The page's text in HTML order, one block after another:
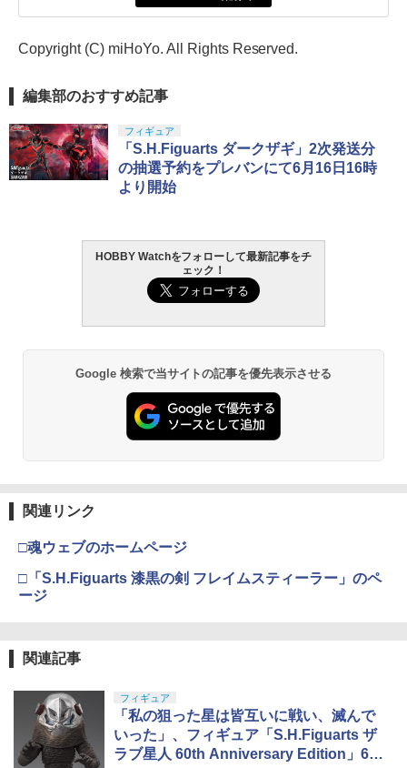
Copyright (C) miHoYo. All Rights Reserved.
編集部のおすすめ記事
フィギュア
「S.H.Figuarts ダークザギ」2次発送分
の抽選予約をプレバンにて6月16日16時
より開始
HOBBY Watchをフォローして最新記事をチ
ェック！
Google 検索で当サイトの記事を優先表示させる
関連リンク
□魂ウェブのホームページ
□「S.H.Figuarts 漆黒の剣 フレイムスティーラー」のペ
ージ
関連記事
フィギュア
「私の狙った星は皆互いに戦い、滅んで
いった」、フィギュア「S.H.Figuarts ザ
ラブ星人 60th Anniversary Edition」6月